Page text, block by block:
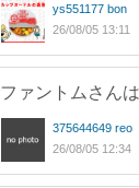
ys551177 bon
26/08/05 13:11
ファントムさん
375644649 reo
26/08/05 12:34